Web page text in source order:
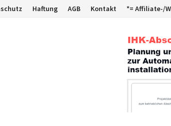
Haftung AGB Kontakt *= Affiliate-/